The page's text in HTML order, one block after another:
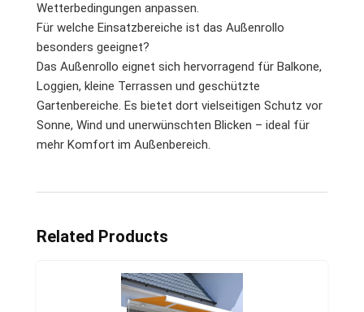
Wetterbedingungen anpassen.
Für welche Einsatzbereiche ist das Außenrollo
besonders geeignet?
Das Außenrollo eignet sich hervorragend für Balkone,
Loggien, kleine Terrassen und geschützte
Gartenbereiche. Es bietet dort vielseitigen Schutz vor
Sonne, Wind und unerwünschten Blicken – ideal für
mehr Komfort im Außenbereich.
Related Products